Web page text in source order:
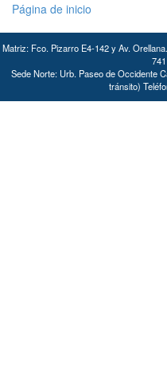
Página de inicio
Matriz: Fco. Pizarro E4-142 y Av.
Sede Norte: Urb. Paseo de Occidente
tránsito)